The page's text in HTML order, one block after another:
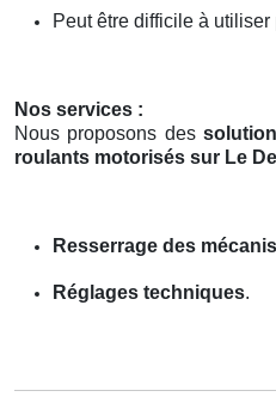
Peut être difficile à
Nos services :
Nous proposons des
roulants motorisés sur Le
Resserrage des
Réglages techniques.